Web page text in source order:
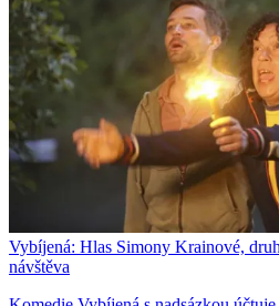
Vybíjená: Hlas Simony Krainové,
návštěva